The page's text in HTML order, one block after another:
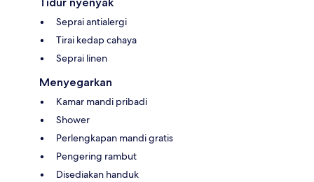
Seprai antialergi
Tirai kedap cahaya
Seprai linen
Menyegarkan
Kamar mandi pribadi
Shower
Perlengkapan mandi gratis
Pengering rambut
Disediakan handuk